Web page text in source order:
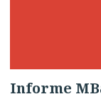
Informe